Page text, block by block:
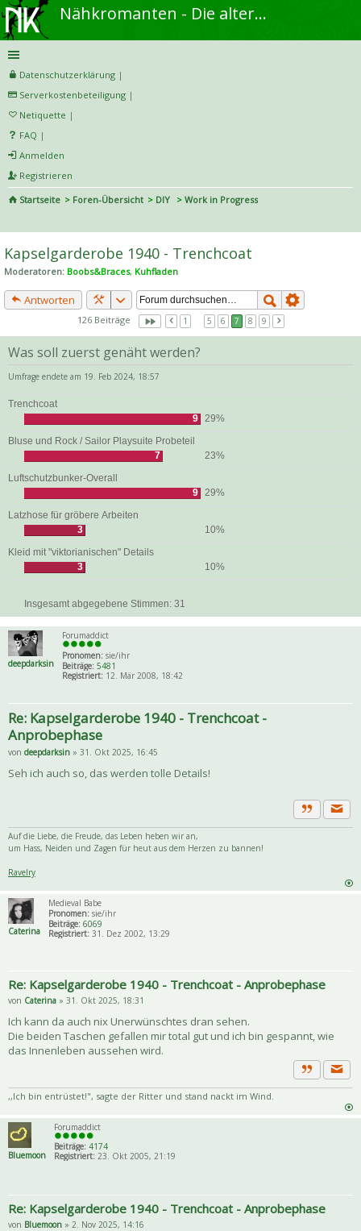
Nähkromanten - Die alternative Näh- und DIY-Community
Datenschutzerklärung |
Serverkostenbeteiligung |
Netiquette |
FAQ |
Anmelden
Registrieren
Startseite
Foren-Übersicht DIY
Work in Progress
he
Kapselgarderobe 1940 - Trenchcoat
Moderatoren: Boobs&Braces, Kuhfladen
Antworten
126 Beiträge 1 5 6 7 8 9
Was soll zuerst genäht werden?
Umfrage endete am 19. Feb 2024, 18:57
Trenchcoat
9 29%
Bluse und Rock / Sailor Playsuite Probeteil
7
23%
Luftschutzbunker-Overall
9 29%
Latzhose für gröbere Arbeiten
3
10%
Kleid mit "viktorianischen" Details
3
10%
Insgesamt abgegebene Stimmen: 31
deepdarksin
Forumaddict
Pronomen: sie/ihr
Beiträge: 5481
Registriert: 12. Mär 2008, 18:42
Re: Kapselgarderobe 1940 - Trenchcoat -
Anprobephase
von deepdarksin » 31. Okt 2025, 16:45
Seh ich auch so, das werden tolle Details!
Zitat
Auf die Liebe, die Freude, das Leben heben wir an,
um Hass, Neiden und Zagen für heut aus dem Herzen zu bannen!
Ravelry
Caterina
Medieval Babe
Pronomen: sie/ihr
Beiträge: 6069
Registriert: 31. Dez 2002, 13:29
Re: Kapselgarderobe 1940 - Trenchcoat - Anprobephase
von Caterina » 31. Okt 2025, 18:31
Ich kann da auch nix Unerwünschtes dran sehen.
Die beiden Taschen gefallen mir total gut und ich bin gespannt, wie
das Innenleben aussehen wird.
Zitat
,,Ich bin entrüstet!", sagte der Ritter und stand nackt im Wind.
Bluemoon
Forumaddict
Beiträge: 4174
Registriert: 23. Okt 2005, 21:19
Re: Kapselgarderobe 1940 - Trenchcoat - Anprobephase
von Bluemoon » 2. Nov 2025, 14:16